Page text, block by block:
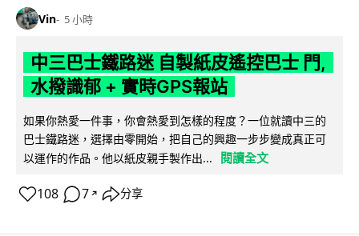
Vin 5 小時
中三巴士鐵路迷 自製紙皮遙控巴士 門,
水撥識郁 + 實時GPS報站
如果你熱愛一件事，你會熱愛到怎樣的程度？一位就讀中三的
巴士鐵路迷，選擇由零開始，把自己的興趣一步步變成真正可
以運作的作品。他以紙皮親手製作出...
閱讀全文
108 7 ↗ 分享